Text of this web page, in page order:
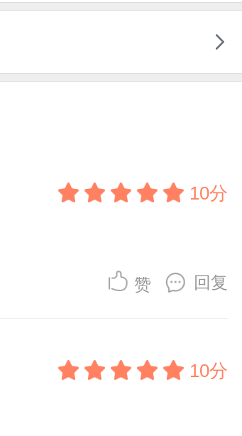
10分
回复
赞
10分